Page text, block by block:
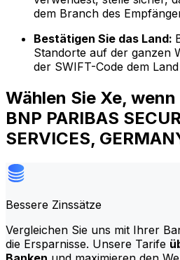
dem Branch des
Bestätigen Sie das Land:
Standorte auf der ganzen
der SWIFT-Code dem
Wählen Sie Xe, wenn
BNP PARIBAS
SERVICES,
Bessere Zinssätze
Vergleichen Sie uns mit Ihrer
die Ersparnisse. Unsere Tarife